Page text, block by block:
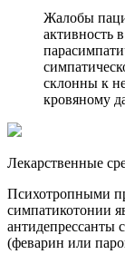
Жалобы
активность
склонны к
кровяному
Лекарственные
Психотропными
симпатикотонии
антидепрессанты
(феварин или